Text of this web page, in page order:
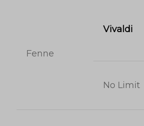
Fenne
Vivaldi
No Limit